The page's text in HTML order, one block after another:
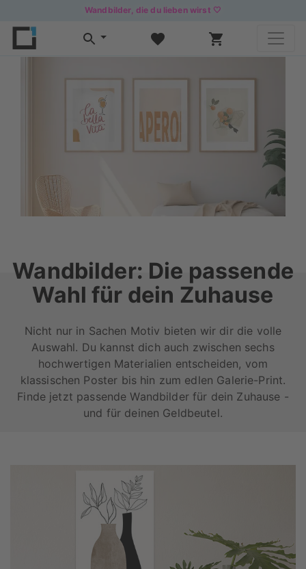
Wandbilder, die du lieben wirst 🤍
Wandbilder: Die passende
Wahl für dein Zuhause
Nicht nur in Sachen Motiv bieten wir dir die volle
Auswahl. Du kannst dich auch zwischen sechs
hochwertigen Materialien entscheiden, vom
klassischen Poster bis hin zum edlen Galerie-Print.
Finde jetzt passende Wandbilder für dein Zuhause -
und für deinen Geldbeutel.